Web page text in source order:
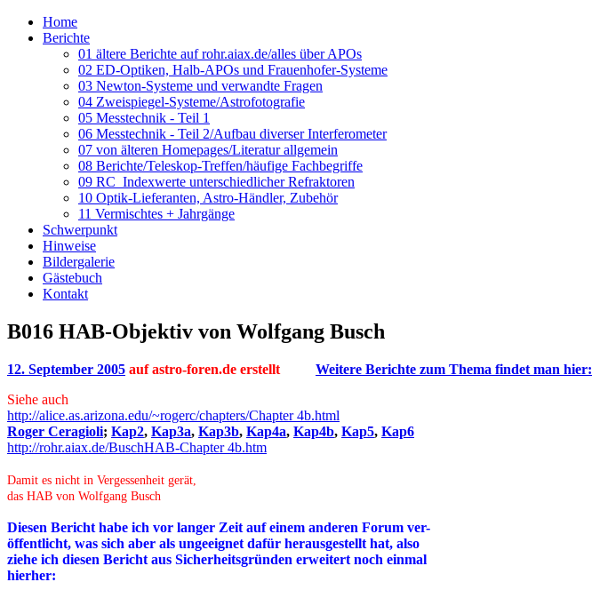
Home
Berichte
01 ältere Berichte auf rohr.aiax.de/alles über APOs
02 ED-Optiken, Halb-APOs und Frauenhofer-Systeme
03 Newton-Systeme und verwandte Fragen
04 Zweispiegel-Systeme/Astrofotografie
05 Messtechnik - Teil 1
06 Messtechnik - Teil 2/Aufbau diverser Interferometer
07 von älteren Homepages/Literatur allgemein
08 Berichte/Teleskop-Treffen/häufige Fachbegriffe
09 RC_Indexwerte unterschiedlicher Refraktoren
10 Optik-Lieferanten, Astro-Händler, Zubehör
11 Vermischtes + Jahrgänge
Schwerpunkt
Hinweise
Bildergalerie
Gästebuch
Kontakt
B016 HAB-Objektiv von Wolfgang Busch
12. September 2005 auf astro-foren.de erstellt Weitere Berichte zum Thema findet man hier:
Siehe auch
http://alice.as.arizona.edu/~rogerc/chapters/Chapter 4b.html
Roger Ceragioli; Kap2, Kap3a, Kap3b, Kap4a, Kap4b, Kap5, Kap6
http://rohr.aiax.de/BuschHAB-Chapter 4b.htm
Damit es nicht in Vergessenheit gerät,
das HAB von Wolfgang Busch
Diesen Bericht habe ich vor langer Zeit auf einem anderen Forum ver-
öffentlicht, was sich aber als ungeeignet dafür herausgestellt hat, also
ziehe ich diesen Bericht aus Sicherheitsgründen erweitert noch einmal
hierher: